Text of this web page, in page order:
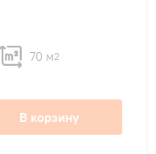
70 м2
В корзину